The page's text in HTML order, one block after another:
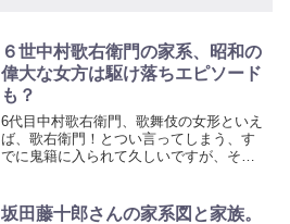
６世中村歌右衛門の家系、昭和の
偉大な女方は駆け落ちエピソード
も？
6代目中村歌右衛門、歌舞伎の女形といえ
ば、歌右衛門！とつい言ってしまう、す
でに鬼籍に入られて久しいですが、それ
[]).push({...
坂田藤十郎さんの家系図と家族。